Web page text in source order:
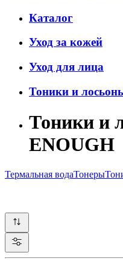
Каталог
Уход за кожей
Уход для лица
Тоники и
Тоники и
ENOUGH
Термальная водаТонеры